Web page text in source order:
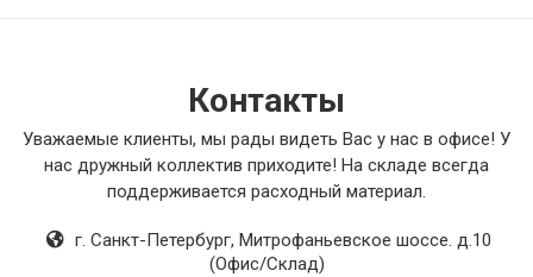
Контакты
Уважаемые клиенты, мы рады видеть Вас у нас в офисе! У
нас дружный коллектив приходите! На складе всегда
поддерживается расходный материал.
г. Санкт-Петербург, Митрофаньевское шоссе. д.10
(Офис/Склад)